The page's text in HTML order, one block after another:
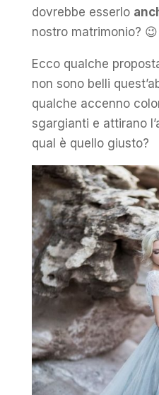
dovrebbe esserlo
nostro matrimonio? 😉
Ecco qualche
non sono belli
qualche accenno
sgargianti e attirano
qual è quello giusto?